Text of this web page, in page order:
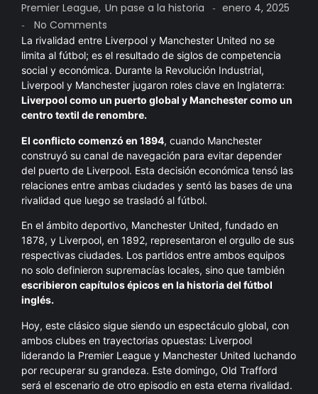
Premier League, Un pase a la historia - enero 4, 2025
- No Comments
La rivalidad entre Liverpool y Manchester United no se
limita al fútbol; es el resultado de siglos de competencia
social y económica. Durante la Revolución Industrial,
Liverpool y Manchester jugaron roles clave en Inglaterra:
Liverpool como un puerto global y Manchester como un
centro textil de renombre.
El conflicto comenzó en 1894, cuando Manchester
construyó su canal de navegación para evitar depender
del puerto de Liverpool. Esta decisión económica tensó las
relaciones entre ambas ciudades y sentó las bases de una
rivalidad que luego se trasladó al fútbol.
En el ámbito deportivo, Manchester United, fundado en
1878, y Liverpool, en 1892, representaron el orgullo de sus
respectivas ciudades. Los partidos entre ambos equipos
no solo definieron supremacías locales, sino que también
escribieron capítulos épicos en la historia del fútbol
inglés.
Hoy, este clásico sigue siendo un espectáculo global, con
ambos clubes en trayectorias opuestas: Liverpool
liderando la Premier League y Manchester United luchando
por recuperar su grandeza. Este domingo, Old Trafford
será el escenario de otro episodio en esta eterna rivalidad.